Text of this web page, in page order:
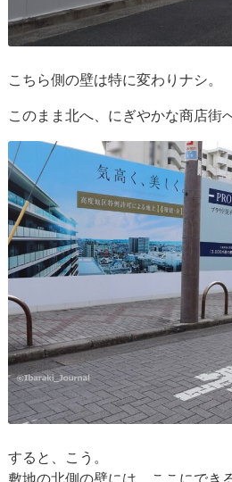
こちら側の壁は特に変わりナシ。
このまま北へ、にぎやかな商店街
すると、こう。